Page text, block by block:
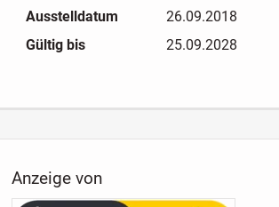
Ausstelldatum
26.09.2018
Gültig bis
25.09.2028
Anzeige von